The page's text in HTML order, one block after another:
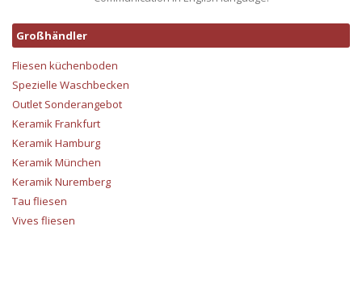
Großhändler
Fliesen küchenboden
Spezielle Waschbecken
Outlet Sonderangebot
Keramik Frankfurt
Keramik Hamburg
Keramik München
Keramik Nuremberg
Tau fliesen
Vives fliesen